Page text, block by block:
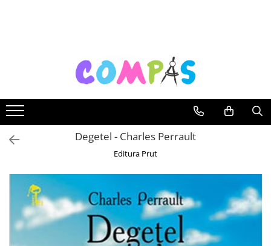
Noutăți Librăria Compas
Souvenir România
Rechizite școlare
Instrumente de scris
Stilouri școlare
Markere și textmarkere
Creioane grafice
Creioane mecanice
Creioane colorate
Degetel - Charles Perrault
Editura Prut